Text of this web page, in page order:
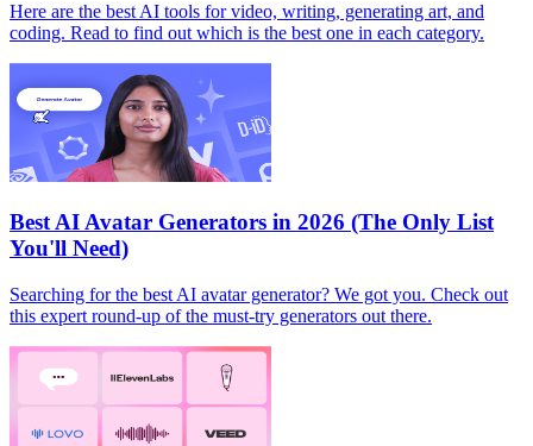
Here are the best AI tools for video, writing, generating art, and
coding. Read to find out which is the best one in each category.
Best AI Avatar Generators in 2026 (The Only List
You'll Need)
Searching for the best AI avatar generator? We got you. Check out
this expert round-up of the must-try generators out there.